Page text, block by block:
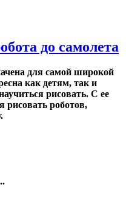
до самолета
для самой широкой
как детям, так и
рисовать. С ее
роботов,